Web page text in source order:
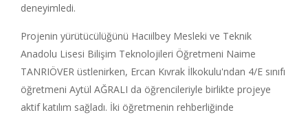
deneyimledi.
Projenin yürütücülüğünü Hacıilbey Mesleki ve Teknik
Anadolu Lisesi Bilişim Teknolojileri Öğretmeni Naime
TANRIÖVER üstlenirken, Ercan Kıvrak İlkokulu'ndan 4/E sınıfı
öğretmeni Aytül AĞRALI da öğrencileriyle birlikte projeye
aktif katılım sağladı. İki öğretmenin rehberliğinde